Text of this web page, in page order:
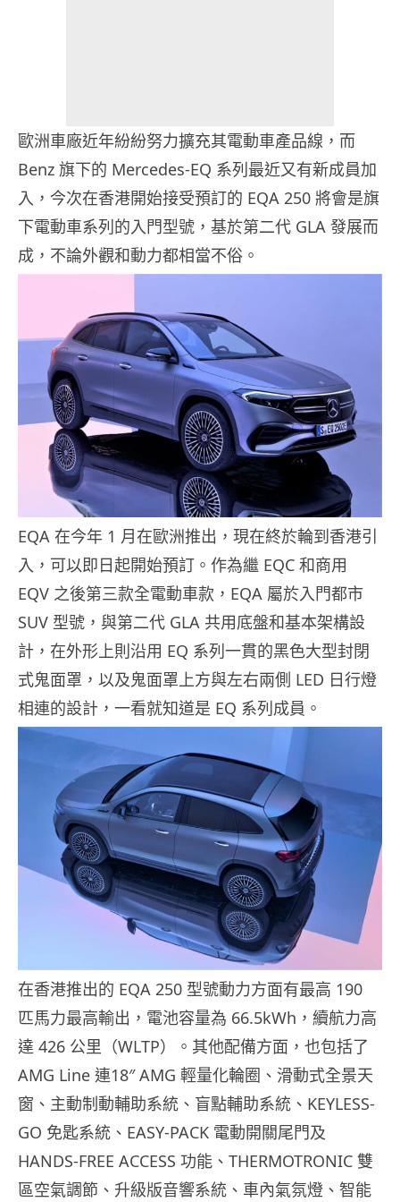
歐洲車廠近年紛紛努力擴充其電動車產品線，而
Benz 旗下的 Mercedes-EQ 系列最近又有新成員加
入，今次在香港開始接受預訂的 EQA 250 將會是旗
下電動車系列的入門型號，基於第二代 GLA 發展而
成，不論外觀和動力都相當不俗。
EQA 在今年 1 月在歐洲推出，現在終於輪到香港引
入，可以即日起開始預訂。作為繼 EQC 和商用
EQV 之後第三款全電動車款，EQA 屬於入門都市
SUV 型號，與第二代 GLA 共用底盤和基本架構設
計，在外形上則沿用 EQ 系列一貫的黑色大型封閉
式鬼面罩，以及鬼面罩上方與左右兩側 LED 日行燈
相連的設計，一看就知道是 EQ 系列成員。
在香港推出的 EQA 250 型號動力方面有最高 190
匹馬力最高輸出，電池容量為 66.5kWh，續航力高
達 426 公里（WLTP）。其他配備方面，也包括了
AMG Line 連18″ AMG 輕量化輪圈、滑動式全景天
窗、主動制動輔助系統、盲點輔助系統、KEYLESS-
GO 免匙系統、EASY-PACK 電動開關尾門及
HANDS-FREE ACCESS 功能、THERMOTRONIC 雙
區空氣調節、升級版音響系統、車內氣氛燈、智能